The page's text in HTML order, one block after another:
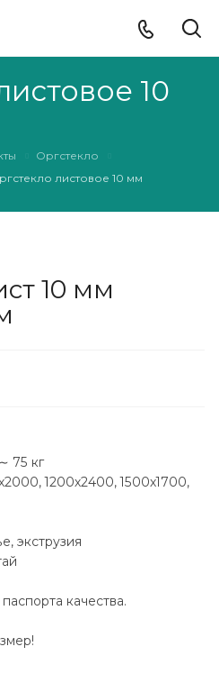
10
Оргстекло
листовое 10 мм
10 мм
75 кг
1200х2400, 1500х1700,
экструзия
качества.